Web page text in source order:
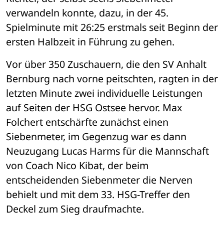
verwandeln konnte, dazu, in der 45.
Spielminute mit 26:25 erstmals seit Beginn der
ersten Halbzeit in Führung zu gehen.
Vor über 350 Zuschauern, die den SV Anhalt
Bernburg nach vorne peitschten, ragten in der
letzten Minute zwei individuelle Leistungen
auf Seiten der HSG Ostsee hervor. Max
Folchert entschärfte zunächst einen
Siebenmeter, im Gegenzug war es dann
Neuzugang Lucas Harms für die Mannschaft
von Coach Nico Kibat, der beim
entscheidenden Siebenmeter die Nerven
behielt und mit dem 33. HSG-Treffer den
Deckel zum Sieg draufmachte.